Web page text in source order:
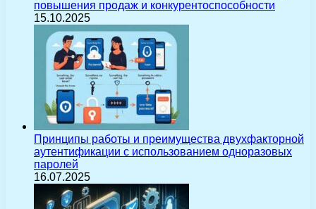
повышения продаж и конкурентоспособности
15.10.2025
Принципы работы и преимущества двухфакторной
аутентификации с использованием одноразовых
паролей
16.07.2025